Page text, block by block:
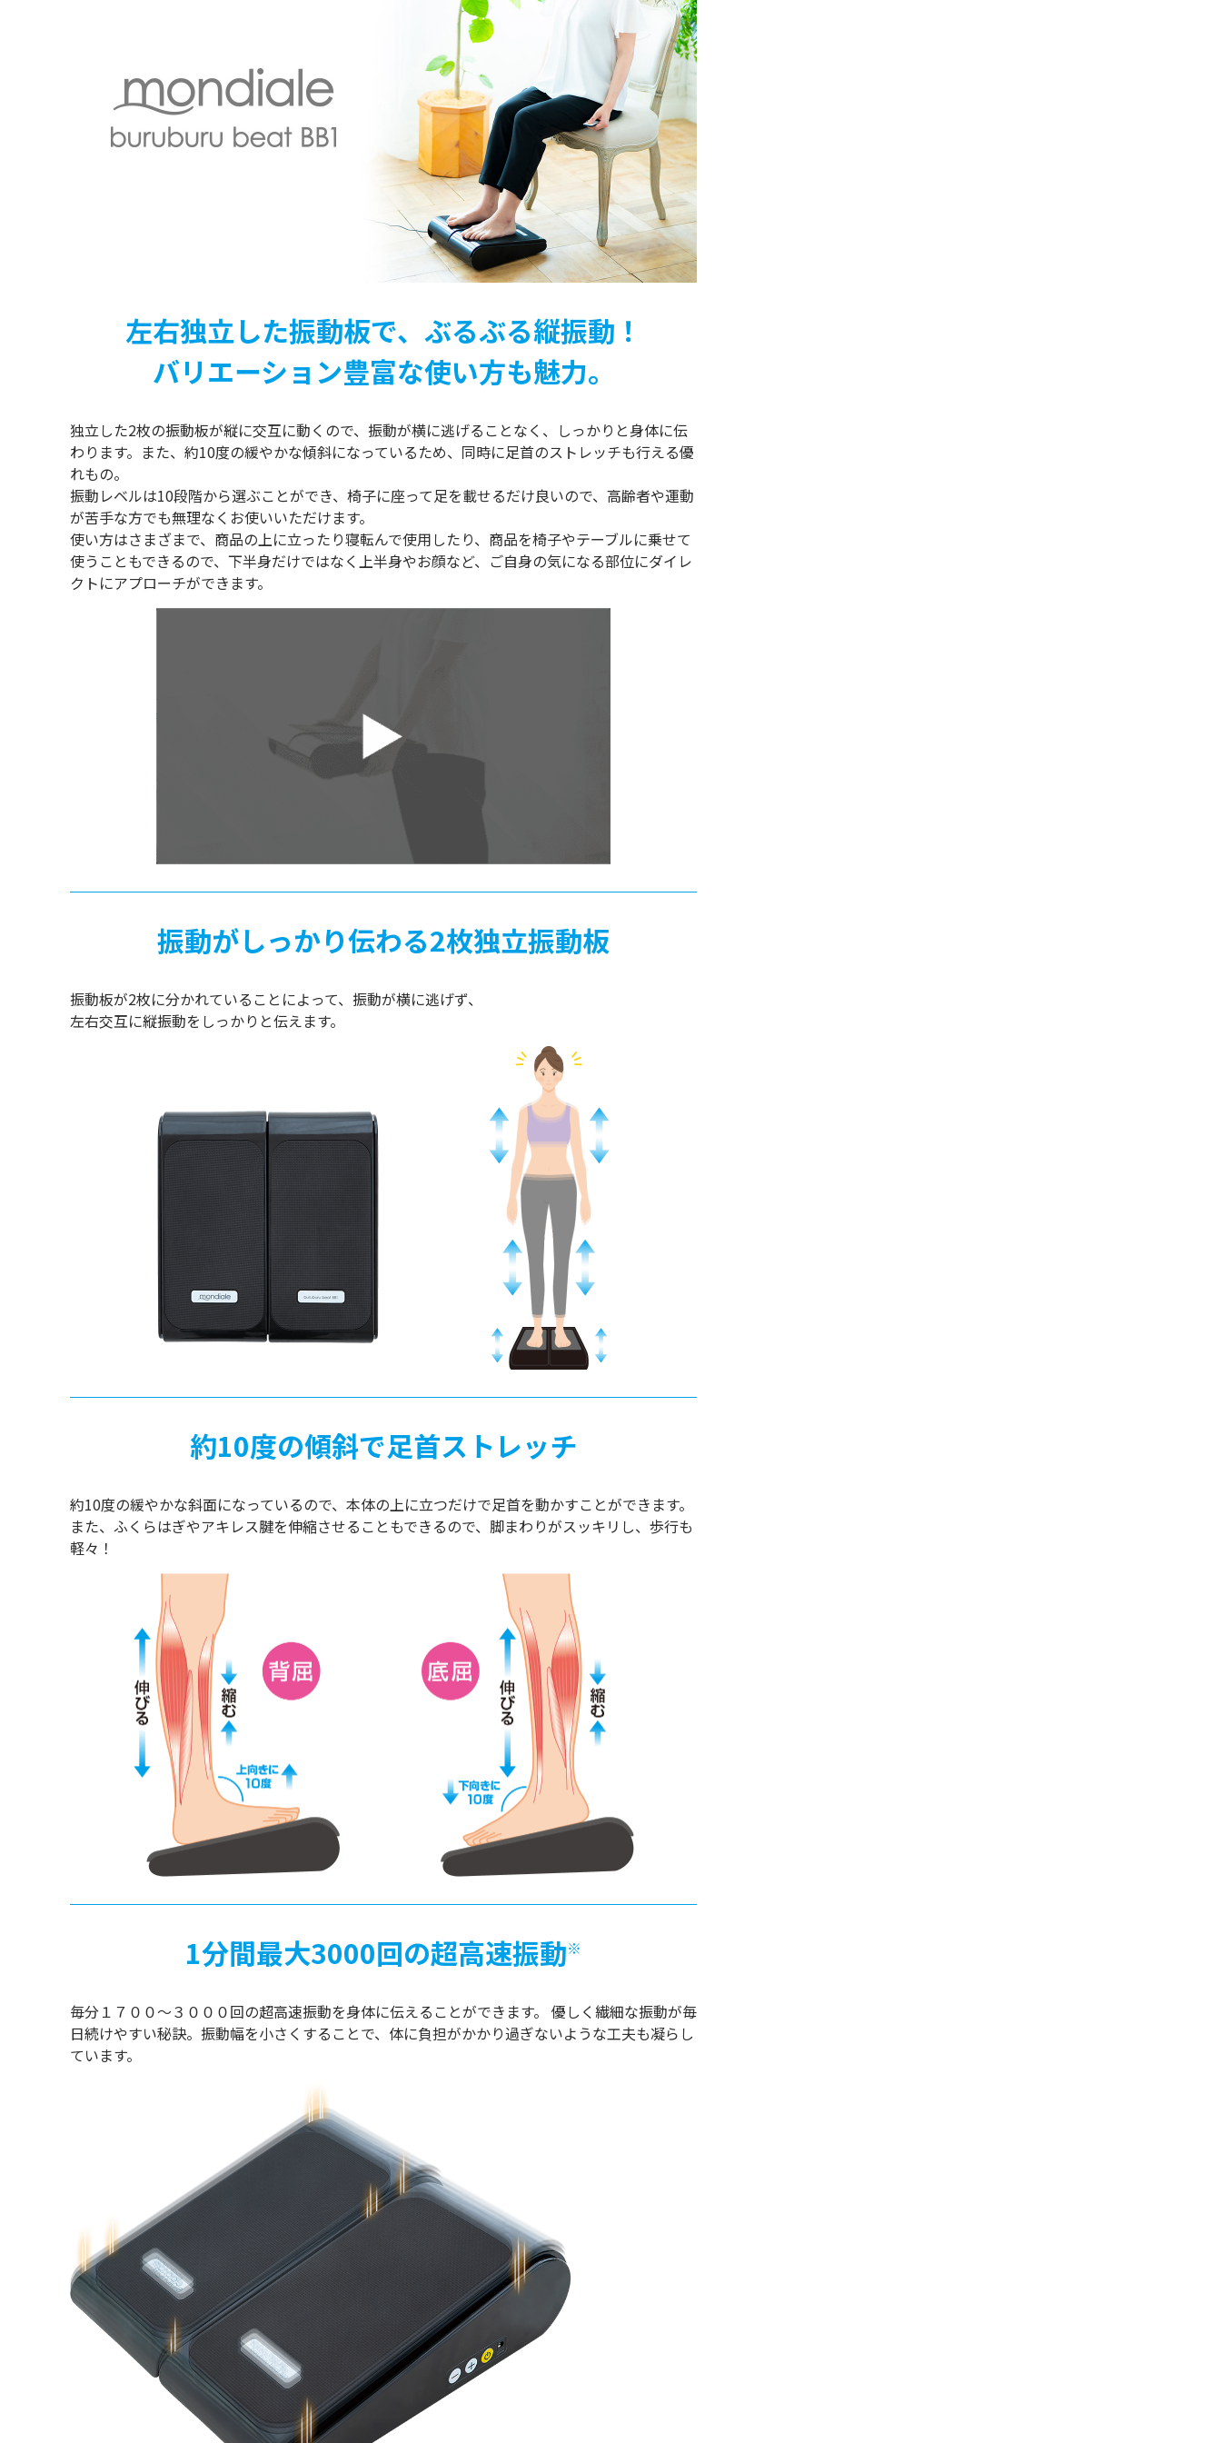
左右独立した振動板で、ぶるぶる縦振動！
バリエーション豊富な使い方も魅力。
独立した2枚の振動板が縦に交互に動くので、振動が横に逃げることなく、しっかりと身体に伝
わります。また、約10度の緩やかな傾斜になっているため、同時に足首のストレッチも行える優
れもの。
振動レベルは10段階から選ぶことができ、椅子に座って足を載せるだけ良いので、高齢者や運動
が苦手な方でも無理なくお使いいただけます。
使い方はさまざまで、商品の上に立ったり寝転んで使用したり、商品を椅子やテーブルに乗せて
使うこともできるので、下半身だけではなく上半身やお顔など、ご自身の気になる部位にダイレ
クトにアプローチができます。
振動がしっかり伝わる2枚独立振動板
振動板が2枚に分かれていることによって、振動が横に逃げず、
左右交互に縦振動をしっかりと伝えます。
約10度の傾斜で足首ストレッチ
約10度の緩やかな斜面になっているので、本体の上に立つだけで足首を動かすことができます。
また、ふくらはぎやアキレス腱を伸縮させることもできるので、脚まわりがスッキリし、歩行も
軽々！
1分間最大3000回の超高速振動※
毎分１７００〜３０００回の超高速振動を身体に伝えることができます。 優しく繊細な振動が毎
日続けやすい秘訣。振動幅を小さくすることで、体に負担がかかり過ぎないような工夫も凝らし
ています。